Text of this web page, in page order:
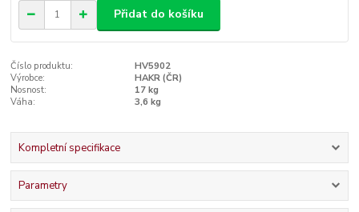
Přidat do košíku
Číslo produktu:
HV5902
Výrobce:
HAKR (ČR)
Nosnost:
17 kg
Váha:
3,6 kg
Kompletní specifikace
Parametry